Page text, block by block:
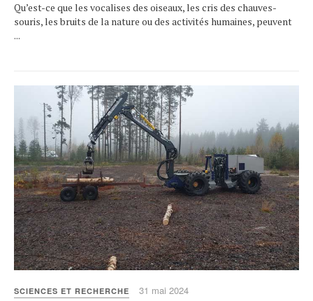
Qu’est-ce que les vocalises des oiseaux, les cris des chauves-
souris, les bruits de la nature ou des activités humaines, peuvent
...
SCIENCES ET RECHERCHE 31 mai 2024